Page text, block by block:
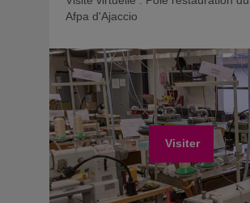
Afpa d'Ajaccio
Visiter